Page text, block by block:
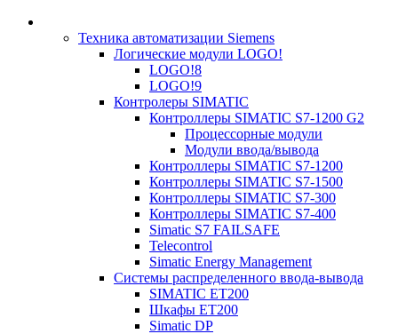
Техника автоматизации Siemens
Логические модули LOGO!
LOGO!8
LOGO!9
Контролеры SIMATIC
Контроллеры SIMATIC S7-1200 G2
Процессорные модули
Модули ввода/вывода
Контроллеры SIMATIC S7-1200
Контроллеры SIMATIC S7-1500
Контроллеры SIMATIC S7-300
Контроллеры SIMATIC S7-400
Simatic S7 FAILSAFE
Telecontrol
Simatic Energy Management
Системы распределенного ввода-вывода
SIMATIC ET200
Шкафы ET200
Simatic DP